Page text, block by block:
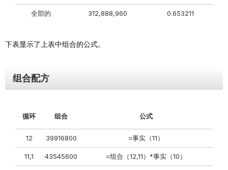
全部的 312,888,960 0.653211
下表显示了上表中组合的公式。
组合配方
循环 组合 公式
12 39916800 =事实（11）
11,1 43545600 =组合（12,11）*事实（10）